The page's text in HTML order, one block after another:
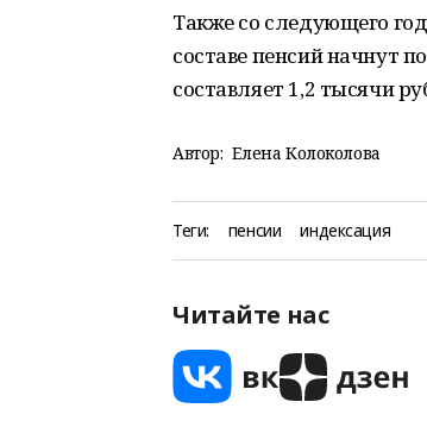
Также со следующего
составе пенсий начнут
составляет 1,2 тысячи
Автор: Елена Колоколова
Теги: пенсии индексация
Читайте нас